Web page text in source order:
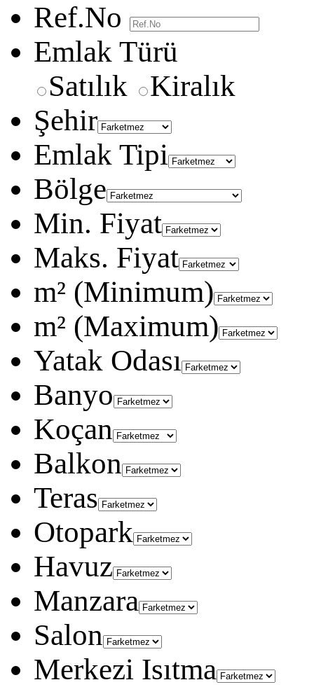
Ref.No
Emlak Türü
Satılık
Kiralık
Şehir
Emlak Tipi
Bölge
Min. Fiyat
Maks. Fiyat
m² (Minimum)
m² (Maximum)
Yatak Odası
Banyo
Koçan
Balkon
Teras
Otopark
Havuz
Manzara
Salon
Merkezi Isıtma